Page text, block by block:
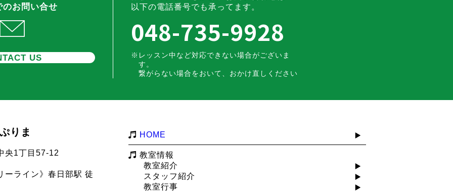
のお問い合せ
US
以下の電話番号でも承ってます。
048-735-9928
レッスン中など対応できない場合がございま
す。
繋がらない場合をおいて、おかけ直しください
りま
央1丁目57-12
ーライン》春日部駅 徒
HOME
教室情報
教室紹介
スタッフ紹介
教室行事